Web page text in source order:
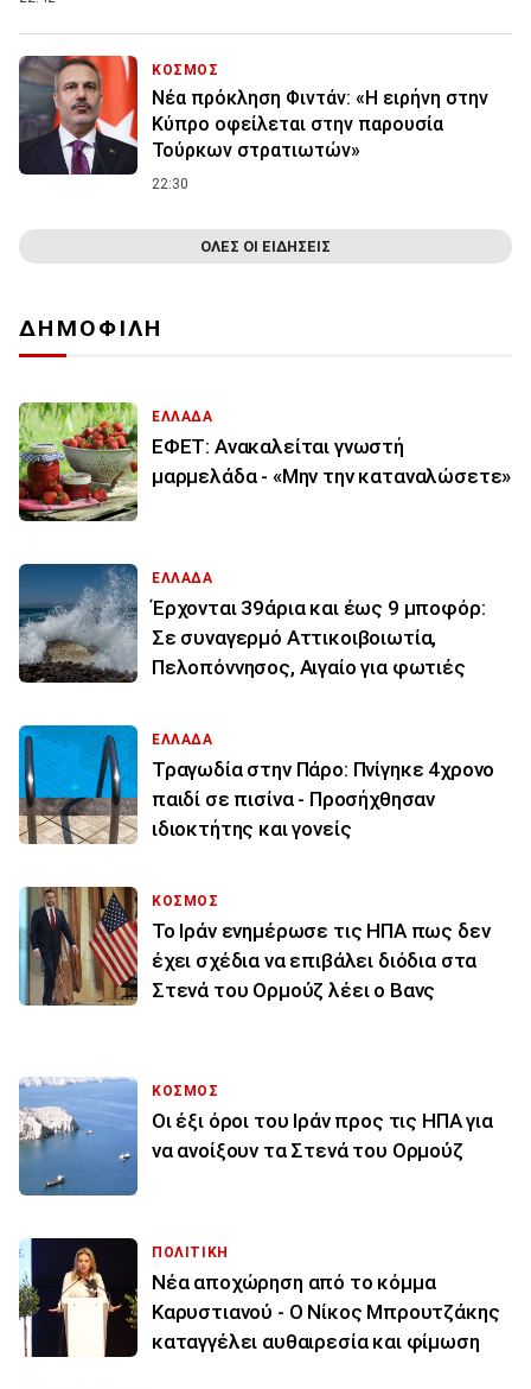
ΚΟΣΜΟΣ
Νέα πρόκληση Φιντάν: «Η ειρήνη στην
Κύπρο οφείλεται στην παρουσία
Τούρκων στρατιωτών»
22:30
ΟΛΕΣ ΟΙ ΕΙΔΗΣΕΙΣ
ΔΗΜΟΦΙΛΗ
ΕΛΛΑΔΑ
ΕΦΕΤ: Ανακαλείται γνωστή
μαρμελάδα - «Μην την καταναλώσετε»
ΕΛΛΑΔΑ
Έρχονται 39άρια και έως 9 μποφόρ:
Σε συναγερμό Αττικοιβοιωτία,
Πελοπόννησος, Αιγαίο για φωτιές
ΕΛΛΑΔΑ
Τραγωδία στην Πάρο: Πνίγηκε 4χρονο
παιδί σε πισίνα - Προσήχθησαν
ιδιοκτήτης και γονείς
ΚΟΣΜΟΣ
To Ιράν ενημέρωσε τις ΗΠΑ πως δεν
έχει σχέδια να επιβάλει διόδια στα
Στενά του Ορμούζ λέει ο Βανς
ΚΟΣΜΟΣ
Οι έξι όροι του Ιράν προς τις ΗΠΑ για
να ανοίξουν τα Στενά του Ορμούζ
ΠΟΛΙΤΙΚΗ
Νέα αποχώρηση από το κόμμα
Καρυστιανού - Ο Νίκος Μπρουτζάκης
καταγγέλει αυθαιρεσία και φίμωση